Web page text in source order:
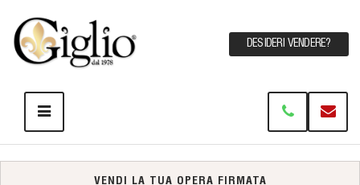
DESIDERI VENDERE?
VENDI LA TUA OPERA FIRMATA